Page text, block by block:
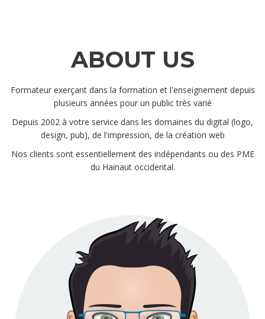
ABOUT US
Formateur exerçant dans la formation et l'enseignement depuis
plusieurs années pour un public très varié
Depuis 2002 à votre service dans les domaines du digital (logo,
design, pub), de l'impression, de la création web
Nos clients sont essentiellement des indépendants ou des PME
du Hainaut occidental.